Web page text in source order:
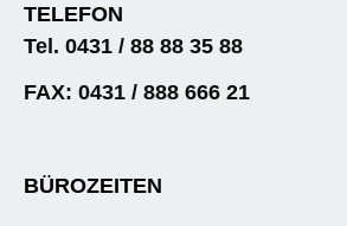
TELEFON
Tel. 0431 / 88 88 35 88
FAX: 0431 / 888 666 21
BÜROZEITEN